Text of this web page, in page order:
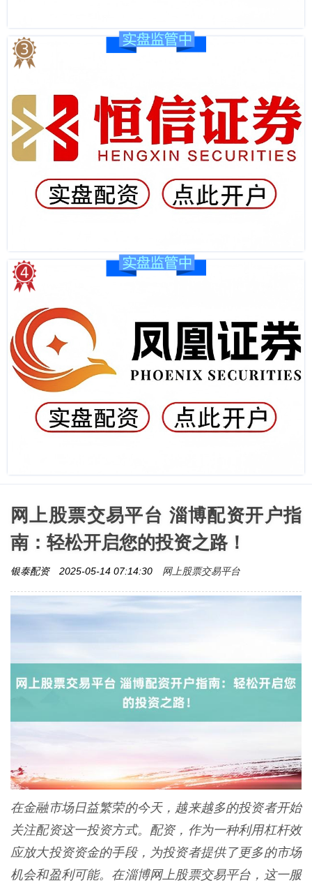
网上股票交易平台 淄博配资开户指
南：轻松开启您的投资之路！
银泰配资 2025-05-14 07:14:30 网上股票交易平台
在金融市场日益繁荣的今天，越来越多的投资者开始
关注配资这一投资方式。配资，作为一种利用杠杆效
应放大投资资金的手段，为投资者提供了更多的市场
机会和盈利可能。在淄博网上股票交易平台，这一服